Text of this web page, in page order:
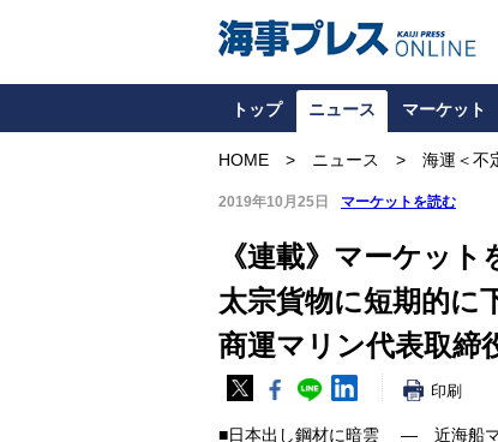
トップ ニュース マーケット
HOME ニュース 海運＜不
2019年10月25日 マーケットを読む
《連載》マーケッ
太宗貨物に短期的に
商運マリン代表取
印刷
■日本出し鋼材に暗雲 ― 近海船マ